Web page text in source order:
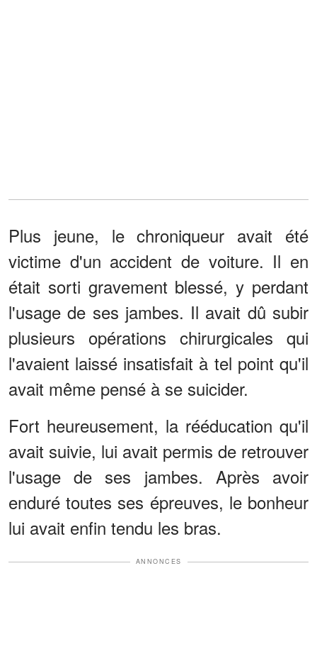
Plus jeune, le chroniqueur avait été
victime d'un accident de voiture. Il en
était sorti gravement blessé, y perdant
l'usage de ses jambes. Il avait dû subir
plusieurs opérations chirurgicales qui
l'avaient laissé insatisfait à tel point qu'il
avait même pensé à se suicider.
Fort heureusement, la rééducation qu'il
avait suivie, lui avait permis de retrouver
l'usage de ses jambes. Après avoir
enduré toutes ses épreuves, le bonheur
lui avait enfin tendu les bras.
ANNONCES